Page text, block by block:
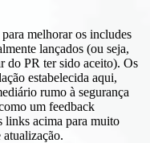
melhorar os includes
lançados (ou seja,
do PR ter sido aceito). Os
estabelecida aqui,
rumo à segurança
um feedback
links acima para muito